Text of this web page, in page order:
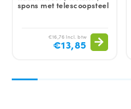
spons met telescoopsteel
€16,76 Incl. btw
€13,85